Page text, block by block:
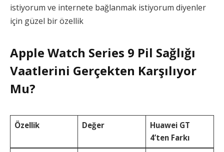
istiyorum ve internete bağlanmak istiyorum diyenler
için güzel bir özellik
Apple Watch Series 9 Pil Sağlığı
Vaatlerini Gerçekten Karşılıyor
Mu?
Özellik Değer
Huawei GT
4’ten Farkı